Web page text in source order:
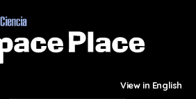
View in English